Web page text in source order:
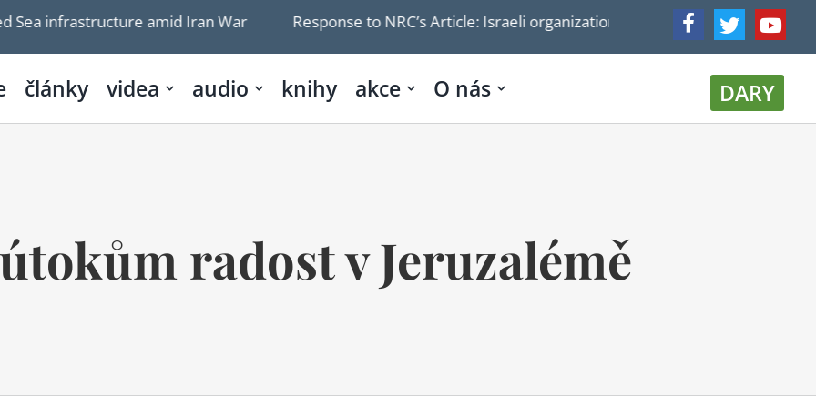
amid Iran War Response to NRC’s Article: Israeli organization corners NGOs via De Telegraaf – and
články videa audio knihy akce O nás DARY
radost v Jeruzalémě